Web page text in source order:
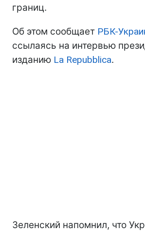
границ.
Об этом сообщает РБК-
ссылаясь на интервью
изданию La Repubblica.
Зеленский напомнил, что